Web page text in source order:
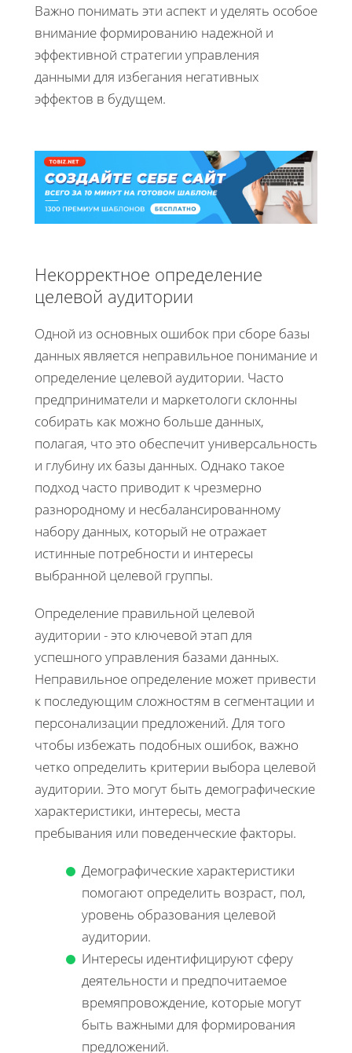
Важно понимать эти аспект и уделять особое
внимание формированию надежной и
эффективной стратегии управления
данными для избегания негативных
эффектов в будущем.
Некорректное определение
целевой аудитории
Одной из основных ошибок при сборе базы
данных является неправильное понимание и
определение целевой аудитории. Часто
предприниматели и маркетологи склонны
собирать как можно больше данных,
полагая, что это обеспечит универсальность
и глубину их базы данных. Однако такое
подход часто приводит к чрезмерно
разнородному и несбалансированному
набору данных, который не отражает
истинные потребности и интересы
выбранной целевой группы.
Определение правильной целевой
аудитории - это ключевой этап для
успешного управления базами данных.
Неправильное определение может привести
к последующим сложностям в сегментации и
персонализации предложений. Для того
чтобы избежать подобных ошибок, важно
четко определить критерии выбора целевой
аудитории. Это могут быть демографические
характеристики, интересы, места
пребывания или поведенческие факторы.
Демографические характеристики
помогают определить возраст, пол,
уровень образования целевой
аудитории.
Интересы идентифицируют сферу
деятельности и предпочитаемое
времяпровождение, которые могут
быть важными для формирования
предложений.